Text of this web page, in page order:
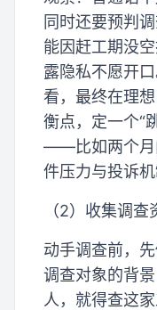
同时还要预判
能因赶工期没
露隐私不愿开
看，最终在理
衡点，定一个“
——比如两个月
件压力与投诉机
（2）收集调查
动手调查前，
调查对象的背
人，就得查这